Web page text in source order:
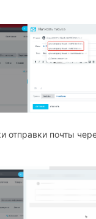
отправки почты